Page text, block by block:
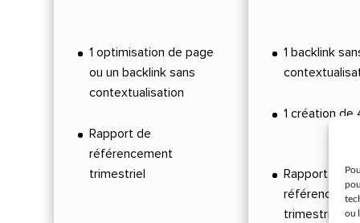
ou
1 optimisation de page
ou un backlink sans
contextualisation
Rapport de
référencement
trimestriel
1 backlink
1 création
Rapport de
trimestriel